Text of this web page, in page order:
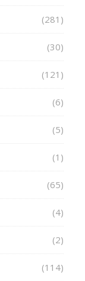
(281)
(30)
(121)
(6)
(5)
(1)
(65)
(4)
(2)
(114)